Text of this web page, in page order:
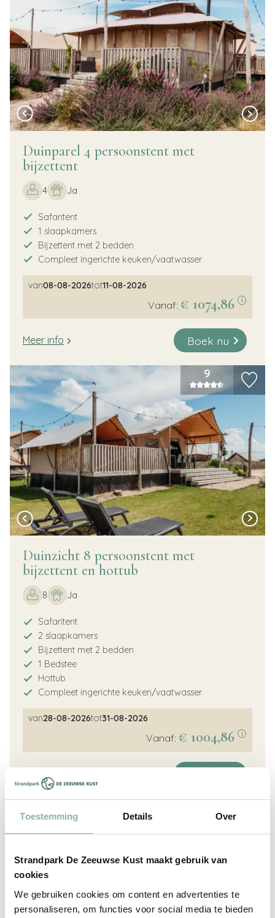
Toestemming Details Over
Strandpark De Zeeuwse Kust maakt gebruik van
cookies
We gebruiken cookies om content en advertenties te
personaliseren, om functies voor social media te bieden
Duinparel 4 persoonstent met
bijzettent
4 Ja
Safaritent
1 slaapkamers
Bijzettent met 2 bedden
Compleet ingerichte keuken/vaatwasser
van08-08-2026tot11-08-2026
Vanaf: € 1074,86 i
Meer info Boek nu
9
Duinzicht 8 persoonstent met
bijzettent en hottub
8 Ja
Safaritent
2 slaapkamers
Bijzettent met 2 bedden
1 Bedstee
Hottub
Compleet ingerichte keuken/vaatwasser
van28-08-2026tot31-08-2026
Vanaf: € 1004,86 i